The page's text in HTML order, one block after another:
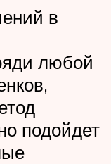
в
любой
подойдет